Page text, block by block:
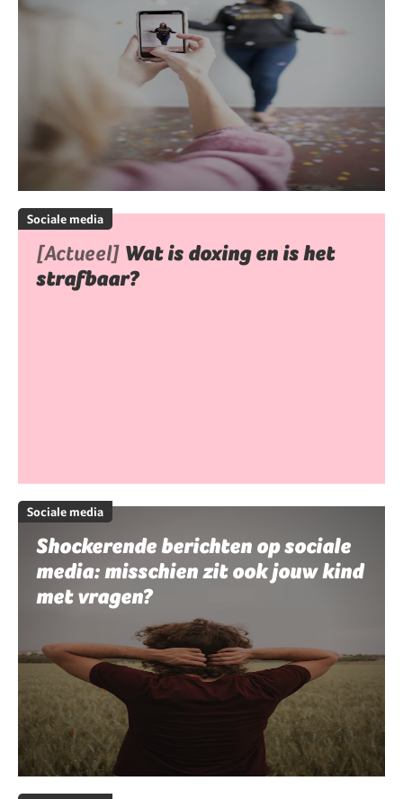
Sociale media
[Actueel] Wat is doxing en is het
strafbaar?
Sociale media
Shockerende berichten op sociale
media: misschien zit ook jouw kind
met vragen?